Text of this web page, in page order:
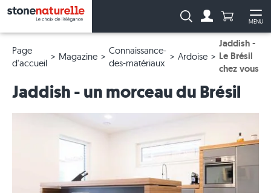
MENU
Recherche :Anzahl
Page
d'accueil
Magazine
Connaissance-
des-matériaux
Ardoise
Jaddish -
Le Brésil
chez vous
Jaddish - un morceau du Brésil